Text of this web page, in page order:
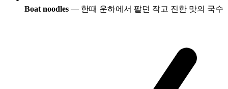
Boat noodles — 한때 운하에서 팔던 작고 진한 맛의 국수